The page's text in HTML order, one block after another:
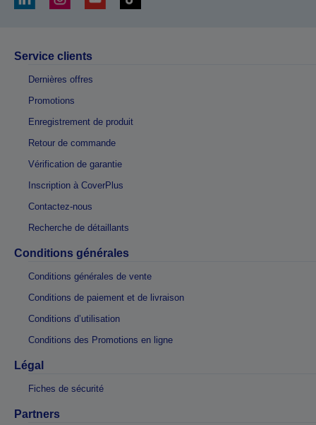
Service clients
Dernières offres
Promotions
Enregistrement de produit
Retour de commande
Vérification de garantie
Inscription à CoverPlus
Contactez-nous
Recherche de détaillants
Conditions générales
Conditions générales de vente
Conditions de paiement et de livraison
Conditions d’utilisation
Conditions des Promotions en ligne
Légal
Fiches de sécurité
Partners